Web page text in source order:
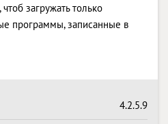
загружать только
программы, записанные в
4.2.5.9